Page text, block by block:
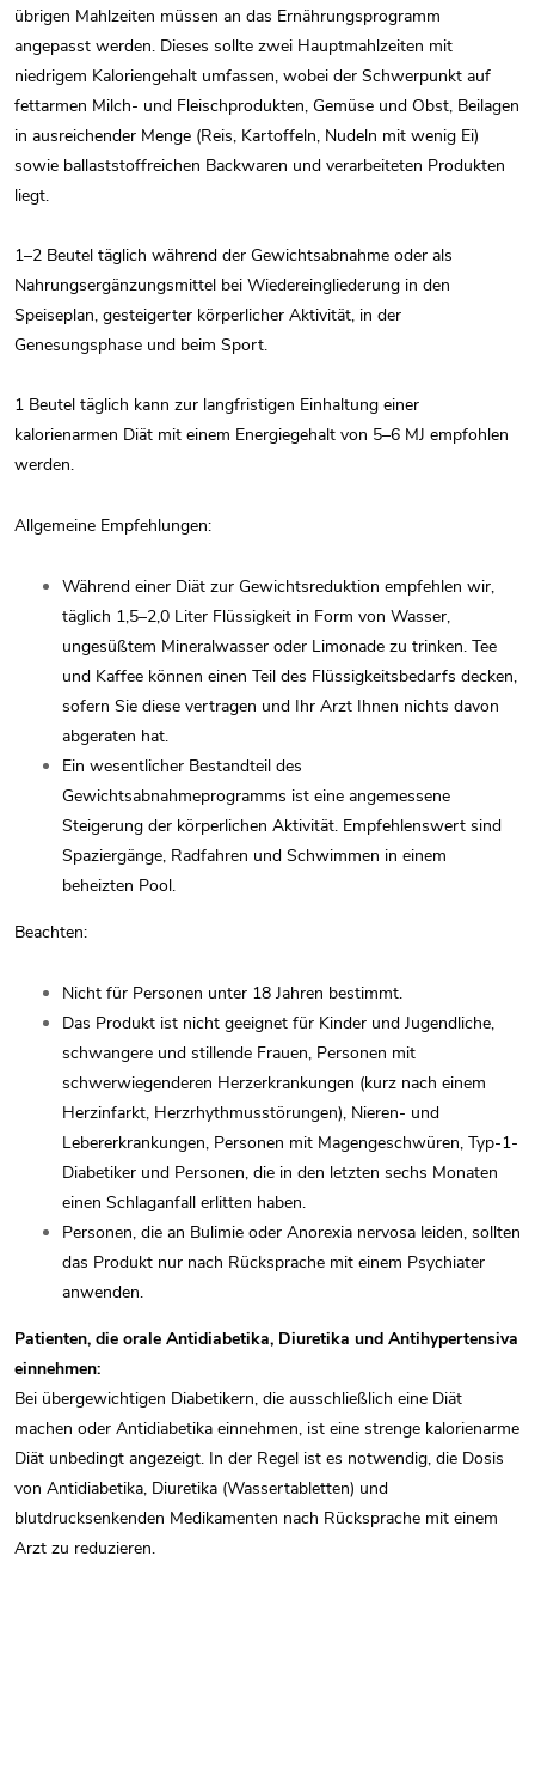
übrigen Mahlzeiten müssen an das Ernährungsprogramm
angepasst werden. Dieses sollte zwei Hauptmahlzeiten mit
niedrigem Kaloriengehalt umfassen, wobei der Schwerpunkt auf
fettarmen Milch- und Fleischprodukten, Gemüse und Obst, Beilagen
in ausreichender Menge (Reis, Kartoffeln, Nudeln mit wenig Ei)
sowie ballaststoffreichen Backwaren und verarbeiteten Produkten
liegt.
1–2 Beutel täglich während der Gewichtsabnahme oder als
Nahrungsergänzungsmittel bei Wiedereingliederung in den
Speiseplan, gesteigerter körperlicher Aktivität, in der
Genesungsphase und beim Sport.
1 Beutel täglich kann zur langfristigen Einhaltung einer
kalorienarmen Diät mit einem Energiegehalt von 5–6 MJ empfohlen
werden.
Allgemeine Empfehlungen:
Während einer Diät zur Gewichtsreduktion empfehlen wir,
täglich 1,5–2,0 Liter Flüssigkeit in Form von Wasser,
ungesüßtem Mineralwasser oder Limonade zu trinken. Tee
und Kaffee können einen Teil des Flüssigkeitsbedarfs decken,
sofern Sie diese vertragen und Ihr Arzt Ihnen nichts davon
abgeraten hat.
Ein wesentlicher Bestandteil des
Gewichtsabnahmeprogramms ist eine angemessene
Steigerung der körperlichen Aktivität. Empfehlenswert sind
Spaziergänge, Radfahren und Schwimmen in einem
beheizten Pool.
Beachten:
Nicht für Personen unter 18 Jahren bestimmt.
Das Produkt ist nicht geeignet für Kinder und Jugendliche,
schwangere und stillende Frauen, Personen mit
schwerwiegenderen Herzerkrankungen (kurz nach einem
Herzinfarkt, Herzrhythmusstörungen), Nieren- und
Lebererkrankungen, Personen mit Magengeschwüren, Typ-1-
Diabetiker und Personen, die in den letzten sechs Monaten
einen Schlaganfall erlitten haben.
Personen, die an Bulimie oder Anorexia nervosa leiden, sollten
das Produkt nur nach Rücksprache mit einem Psychiater
anwenden.
Patienten, die orale Antidiabetika, Diuretika und Antihypertensiva
einnehmen:
Bei übergewichtigen Diabetikern, die ausschließlich eine Diät
machen oder Antidiabetika einnehmen, ist eine strenge kalorienarme
Diät unbedingt angezeigt. In der Regel ist es notwendig, die Dosis
von Antidiabetika, Diuretika (Wassertabletten) und
blutdrucksenkenden Medikamenten nach Rücksprache mit einem
Arzt zu reduzieren.